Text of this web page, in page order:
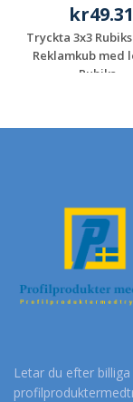
kr49.31
Tryckta 3x3
Reklamkub med
Rubiks...
Letar du efter